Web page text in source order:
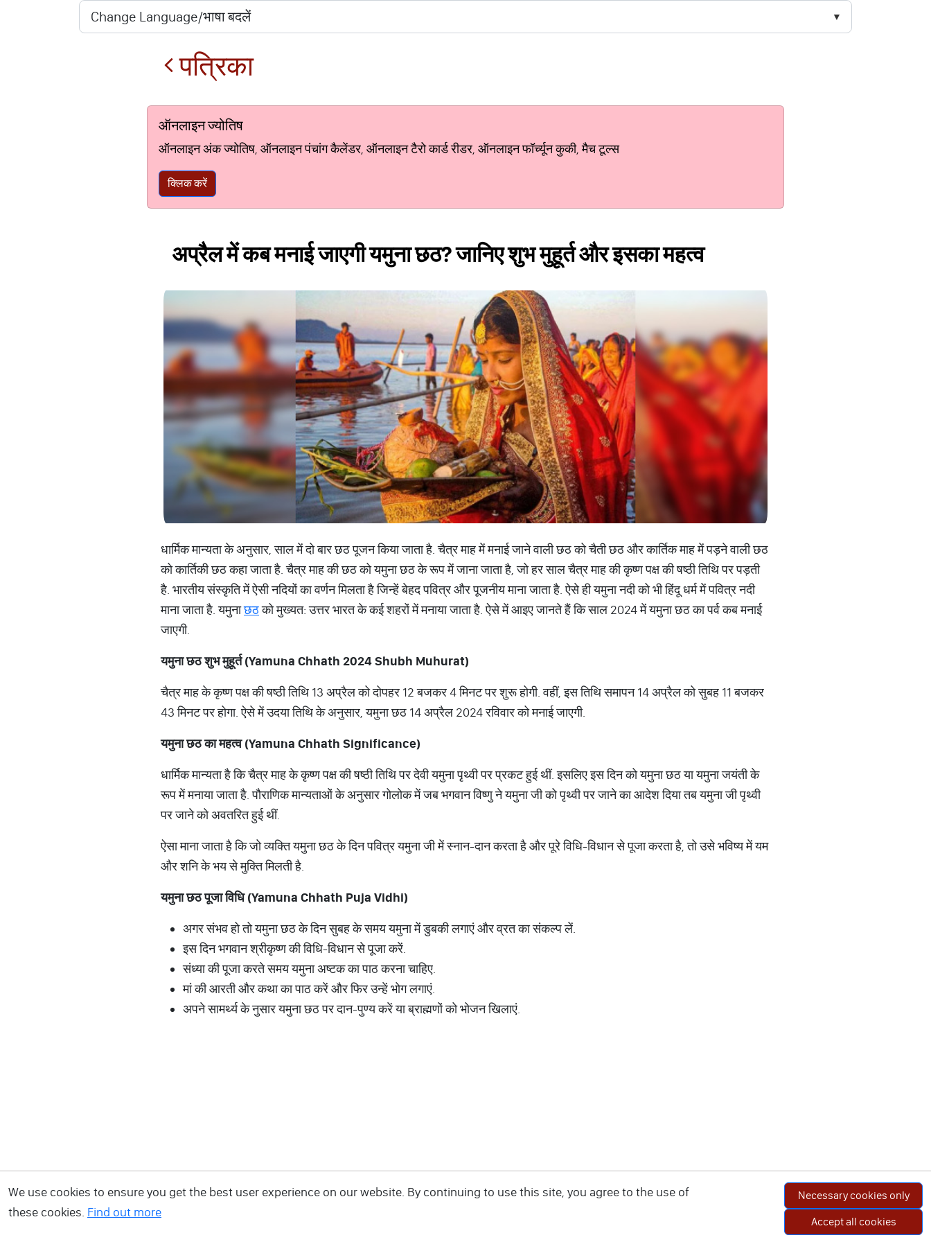
पत्रिका
ऑनलाइन ज्योतिष
ऑनलाइन अंक ज्योतिष, ऑनलाइन पंचांग कैलेंडर, ऑनलाइन टैरो कार्ड रीडर, ऑनलाइन फॉर्च्यून कुकी, मैच टूल्स
क्लिक करें
अप्रैल में कब मनाई जाएगी यमुना छठ? जानिए शुभ मुहूर्त और इसका महत्व
धार्मिक मान्यता के अनुसार, साल में दो बार छठ पूजन किया जाता है. चैत्र माह में मनाई जाने वाली छठ को चैती छठ और कार्तिक माह में पड़ने वाली छठ
को कार्तिकी छठ कहा जाता है. चैत्र माह की छठ को यमुना छठ के रूप में जाना जाता है, जो हर साल चैत्र माह की कृष्ण पक्ष की षष्ठी तिथि पर पड़ती
है. भारतीय संस्कृति में ऐसी नदियों का वर्णन मिलता है जिन्हें बेहद पवित्र और पूजनीय माना जाता है. ऐसे ही यमुना नदी को भी हिंदू धर्म में पवित्र नदी
माना जाता है. यमुनाछठको मुख्यत: उत्तर भारत के कई शहरों में मनाया जाता है. ऐसे में आइए जानते हैं कि साल 2024 में यमुना छठ का पर्व कब मनाई
जाएगी.
यमुना छठ शुभ मुहूर्त (Yamuna Chhath 2024 Shubh Muhurat)
चैत्र माह के कृष्ण पक्ष की षष्ठी तिथि 13 अप्रैल को दोपहर 12 बजकर 4 मिनट पर शुरू होगी. वहीं, इस तिथि समापन 14 अप्रैल को सुबह 11 बजकर
43 मिनट पर होगा. ऐसे में उदया तिथि के अनुसार, यमुना छठ 14 अप्रैल 2024 रविवार को मनाई जाएगी.
यमुना छठ का महत्व (Yamuna Chhath Significance)
धार्मिक मान्यता है कि चैत्र माह के कृष्ण पक्ष की षष्ठी तिथि पर देवी यमुना पृथ्वी पर प्रकट हुई थीं. इसलिए इस दिन को यमुना छठ या यमुना जयंती के
रूप में मनाया जाता है. पौराणिक मान्यताओं के अनुसार गोलोक में जब भगवान विष्णु ने यमुना जी को पृथ्वी पर जाने का आदेश दिया तब यमुना जी पृथ्वी
पर जाने को अवतरित हुई थीं.
ऐसा माना जाता है कि जो व्यक्ति यमुना छठ के दिन पवित्र यमुना जी में स्नान-दान करता है और पूरे विधि-विधान से पूजा करता है, तो उसे भविष्य में यम
और शनि के भय से मुक्ति मिलती है.
यमुना छठ पूजा विधि (Yamuna Chhath Puja Vidhi)
अगर संभव हो तो यमुना छठ के दिन सुबह के समय यमुना में डुबकी लगाएं और व्रत का संकल्प लें.
इस दिन भगवान श्रीकृष्ण की विधि-विधान से पूजा करें.
संध्या की पूजा करते समय यमुना अष्टक का पाठ करना चाहिए.
मां की आरती और कथा का पाठ करें और फिर उन्हें भोग लगाएं.
अपने सामर्थ्य के नुसार यमुना छठ पर दान-पुण्य करें या ब्राह्मणों को भोजन खिलाएं.
We use cookies to ensure you get the best user experience on our website. By continuing to use this site, you agree to the use of
these cookies. Find out more
Necessary cookies only
Accept all cookies